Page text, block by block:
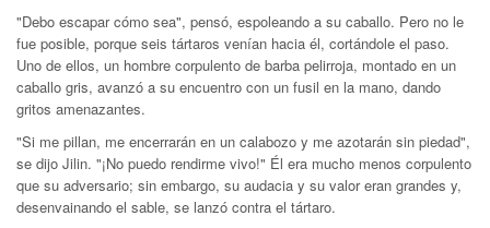
"Debo escapar cómo sea", pensó, espoleando a su caballo. Pero no le
fue posible, porque seis tártaros venían hacia él, cortándole el paso.
Uno de ellos, un hombre corpulento de barba pelirroja, montado en un
caballo gris, avanzó a su encuentro con un fusil en la mano, dando
gritos amenazantes.
"Si me pillan, me encerrarán en un calabozo y me azotarán sin piedad",
se dijo Jilin. "¡No puedo rendirme vivo!" Él era mucho menos corpulento
que su adversario; sin embargo, su audacia y su valor eran grandes y,
desenvainando el sable, se lanzó contra el tártaro.